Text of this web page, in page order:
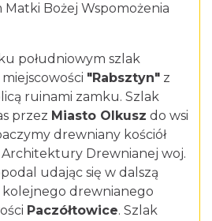
Bożej Wspomożenia
południowym szlak
"Rabsztyn" z
ruinami zamku. Szlak
przez Miasto Olkusz do wsi
drewniany kościół
Architektury Drewnianej woj.
udając się w dalszą
drewnianego
Paczółtowice. Szlak